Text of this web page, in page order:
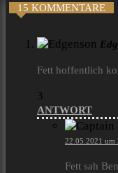
15 KOMMENTARE
Fett hoffentlich
3
ANTWORT
22.05.2021 um
Fett sah